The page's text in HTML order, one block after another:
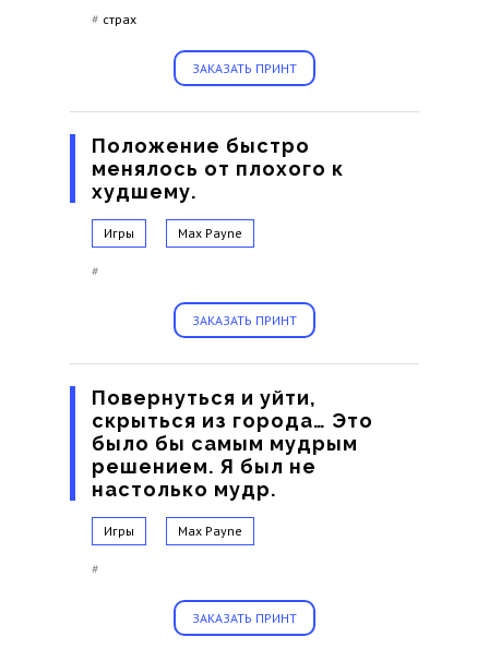
# страх
ЗАКАЗАТЬ ПРИНТ
Положение быстро
менялось от плохого к
худшему.
Игры Max Payne
#
ЗАКАЗАТЬ ПРИНТ
Повернуться и уйти,
скрыться из города… Это
было бы самым мудрым
решением. Я был не
настолько мудр.
Игры Max Payne
#
ЗАКАЗАТЬ ПРИНТ